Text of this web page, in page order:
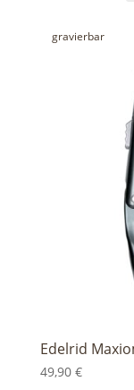
gravierbar
Edelrid
49,90 €